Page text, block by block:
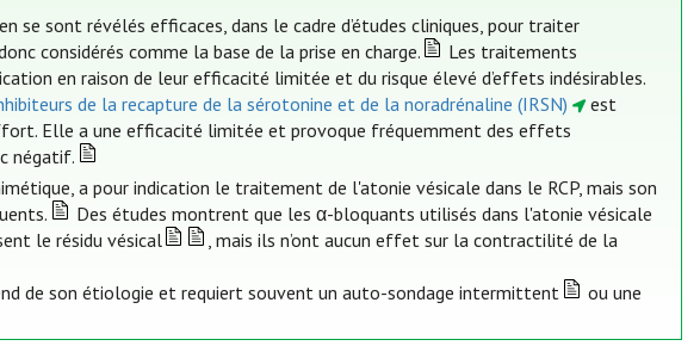
se sont révélés efficaces, dans le cadre d’études cliniques, pour traiter
considérés comme la base de la prise en charge.
Les traitements
en raison de leur efficacité limitée et du risque élevé d’effets indésirables.
de la recapture de la sérotonine et de la noradrénaline (IRSN)
est
Elle a une efficacité limitée et provoque fréquemment des effets
négatif.
a pour indication le traitement de l'atonie vésicale dans le RCP, mais son
Des études montrent que les α-bloquants utilisés dans l'atonie vésicale
le résidu vésical
, mais ils n’ont aucun effet sur la contractilité de la
de son étiologie et requiert souvent un auto-sondage intermittent
ou une